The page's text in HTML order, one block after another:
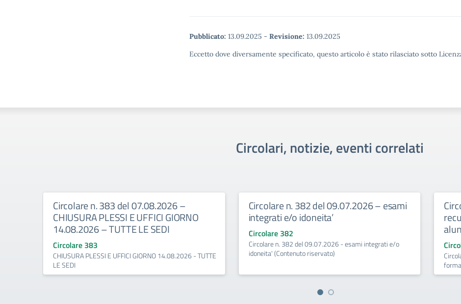
Pubblicato: 13.09.2025 - Revisione: 13.09.2025
Eccetto dove diversamente specificato, questo articolo è stato rilasciato sotto
Circolari, notizie, eventi correlati
Circolare n. 383 del 07.08.2026 –
CHIUSURA PLESSI E UFFICI GIORNO
14.08.2026 – TUTTE LE SEDI
Circolare 383
CHIUSURA PLESSI E UFFICI GIORNO 14.08.2026 - TUTTE
LE SEDI
Circolare n. 382 del 09.07.2026 – esami
integrati e/o idoneita’
Circolare 382
Circolare n. 382 del 09.07.2026 - esami integrati e/o
idoneita' (Contenuto riservato)